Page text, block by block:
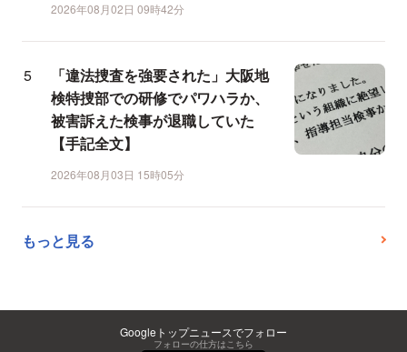
2026年08月02日 09時42分
「違法捜査を強要された」大阪地
検特捜部での研修でパワハラか、
被害訴えた検事が退職していた
【手記全文】
2026年08月03日 15時05分
もっと見る
Googleトップニュースでフォロー
フォローの仕方はこちら